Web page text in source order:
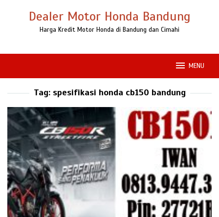
Dealer Motor Honda Bandung
Harga Kredit Motor Honda di Bandung dan Cimahi
MENU
Tag: spesifikasi honda cb150 bandung